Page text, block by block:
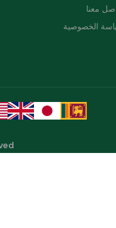
معنا
الخصوصية